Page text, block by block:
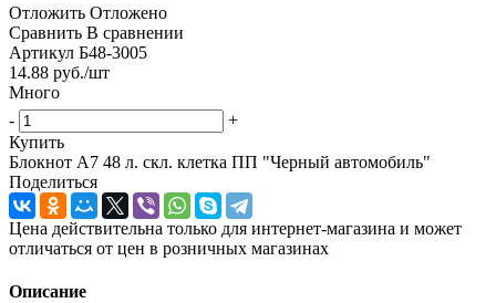
Отложить Отложено
Сравнить В сравнении
Артикул Б48-3005
14.88 руб./шт
Много
-
+
Купить
Блокнот А7 48 л. скл. клетка ПП "Черный автомобиль"
Поделиться
Цена действительна только для интернет-магазина и может
отличаться от цен в розничных магазинах
Описание